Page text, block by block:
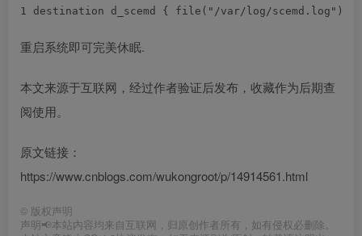
1 destination d_scemd { file("/var/log/scemd.log" );
重启系统即可完美休眠.
本文来源于互联网，经过作者验证后发布，收藏作为后期查
阅使用。
原文链接：
https://www.cnblogs.com/wukongroot/p/14914561.html
© 版权声明
声明📢本站内容均来自互联网，归原创作者所有，如有侵权必删除。